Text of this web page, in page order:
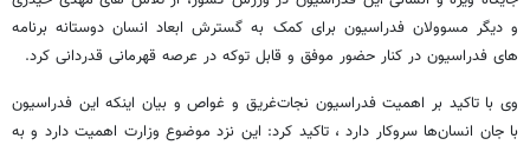
و دیگر مسوولان فدراسیون برای کمک به گسترش ابعاد انسان دوستانه برنامه
های فدراسیون در کنار حضور موفق و قابل توکه در عرصه قهرمانی قدردانی کرد.
وی با تاکید بر اهمیت فدراسیون نجات‌غریق و غواص و بیان اینکه این فدراسیون
با جان انسان‌ها سروکار دارد ، تاکید کرد: این نزد موضوع وزارت اهمیت دارد و به